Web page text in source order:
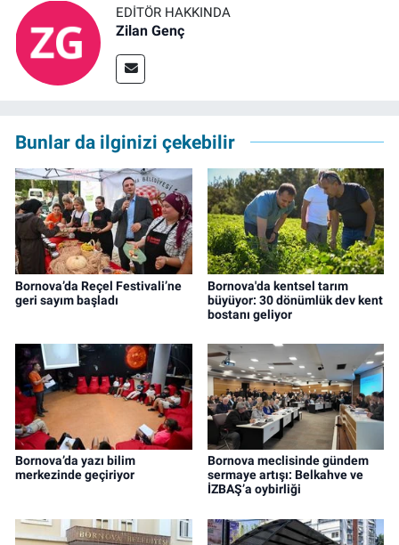
EDITÖR HAKKINDA
Zilan Genç
Bunlar da ilginizi çekebilir
Bornova’da Reçel Festivali’ne
geri sayım başladı
Bornova'da kentsel tarım
büyüyor: 30 dönümlük dev kent
bostanı geliyor
Bornova’da yazı bilim
merkezinde geçiriyor
Bornova meclisinde gündem
sermaye artışı: Belkahve ve
İZBAŞ’a oybirliği